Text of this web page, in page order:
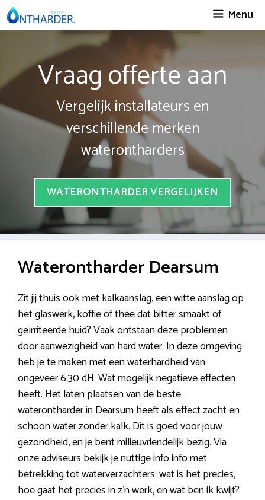
Spring
naar
Menu
Vraag offerte aan
Vergelijk installateurs en
verschillende merken
waterontharders
WATERONTHARDER VERGELIJKEN
Waterontharder Dearsum
Zit jij thuis ook met kalkaanslag, een witte aanslag op
het glaswerk, koffie of thee dat bitter smaakt of
geïrriteerde huid? Vaak ontstaan deze problemen
door aanwezigheid van hard water. In deze omgeving
heb je te maken met een waterhardheid van
ongeveer 6.30 dH. Wat mogelijk negatieve effecten
heeft. Het laten plaatsen van de beste
waterontharder in Dearsum heeft als effect zacht en
schoon water zonder kalk. Dit is goed voor jouw
gezondheid, en je bent milieuvriendelijk bezig. Via
onze adviseurs bekijk je nuttige info info met
betrekking tot waterverzachters: wat is het precies,
hoe gaat het precies in z’n werk, en wat ben ik kwijt?